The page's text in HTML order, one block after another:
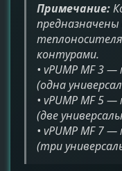
Примечание:
предназначены
контурами.
• vPUMP MF 3
(одна
• vPUMP MF 5
(две
• vPUMP MF 7
(три